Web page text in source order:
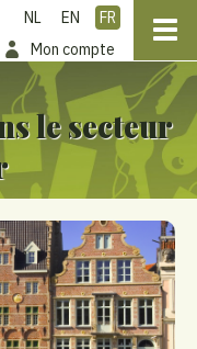
NL EN
FR
Mon compte
le secteur